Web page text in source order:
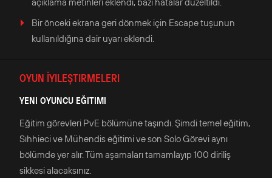
Bir önceki ekrana geri dönmek için Escape tuşunun
kullanıldığına dair uyarı eklendi.
OYUN İYILEŞTIRMELERI
YENI OYUNCU EĞITIMI
Eğitim görevleri PvE bölümüne taşındı. Şimdi temel eğitim,
Sıhhieci ve Mühendis eğitimi ve son Solo Görevi aynı
bölümde yer alır. Tüm aşamaları tamamlayıp 100 diriliş
sikkesi alacaksınız.